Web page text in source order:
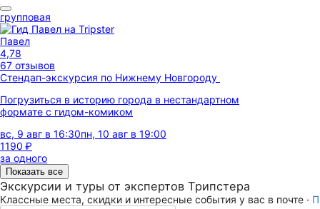
групповая
Павел
4,78
67 отзывов
Стендап-экскурсия по Нижнему Новгороду
Погрузиться в историю города в нестандартном
формате с гидом-комиком
вс, 9 авг в 16:30пн, 10 авг в 19:00
1190 ₽
за одного
Показать все
Экскурсии и туры от экспертов Трипстера
Классные места, скидки и интересные события у вас в почте ·